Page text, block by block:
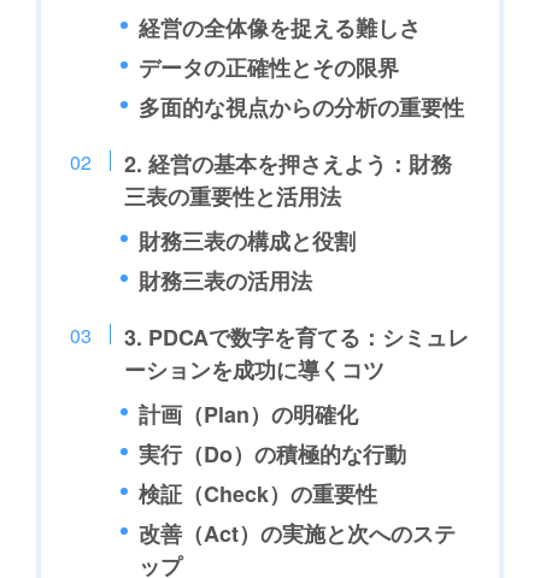
経営の全体像を捉える難しさ
データの正確性とその限界
多面的な視点からの分析の重要性
2. 経営の基本を押さえよう：財務
三表の重要性と活用法
財務三表の構成と役割
財務三表の活用法
3. PDCAで数字を育てる：シミュレ
ーションを成功に導くコツ
計画（Plan）の明確化
実行（Do）の積極的な行動
検証（Check）の重要性
改善（Act）の実施と次へのステ
ップ